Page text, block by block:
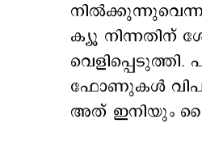
ക്യൂ നിന്നതിന്
വെളിപ്പെടുത്തി.
ഫോണുകള്‍
അത് ഇനിയും